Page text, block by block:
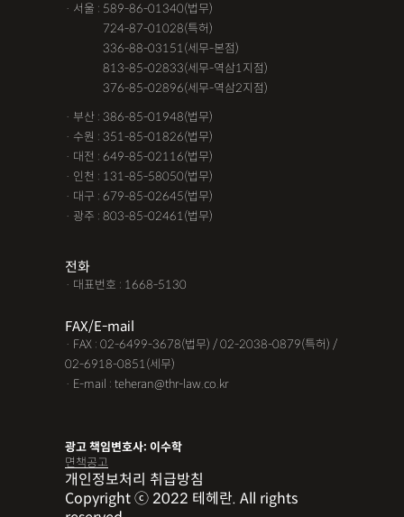
· 서울 : 589-86-01340(법무)
724-87-01028(특허)
336-88-03151(세무-본점)
813-85-02833(세무-역삼1지점)
376-85-02896(세무-역삼2지점)
· 부산 : 386-85-01948(법무)
· 수원 : 351-85-01826(법무)
· 대전 : 649-85-02116(법무)
· 인천 : 131-85-58050(법무)
· 대구 : 679-85-02645(법무)
· 광주 : 803-85-02461(법무)
전화
· 대표번호 : 1668-5130
FAX/E-mail
· FAX : 02-6499-3678(법무) / 02-2038-0879(특허) /
02-6918-0851(세무)
· E-mail : teheran@thr-law.co.kr
광고 책임변호사: 이수학
면책공고
개인정보처리 취급방침
Copyright ⓒ 2022 테헤란. All rights